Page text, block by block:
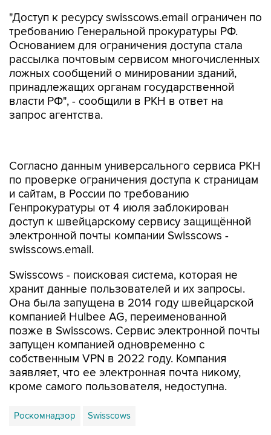
"Доступ к ресурсу swisscows.email ограничен по
требованию Генеральной прокуратуры РФ.
Основанием для ограничения доступа стала
рассылка почтовым сервисом многочисленных
ложных сообщений о минировании зданий,
принадлежащих органам государственной
власти РФ", - сообщили в РКН в ответ на
запрос агентства.
и сайтам, в России по требованию
Генпрокуратуры от 4 июля заблокирован
доступ к швейцарскому сервису защищённой
электронной почты компании Swisscows -
swisscows.email.
Swisscows - поисковая система, которая не
Она была запущена в 2014 году швейцарской
компанией Hulbee AG, переименованной
позже в Swisscows. Сервис электронной почты
запущен компанией одновременно с
собственным VPN в 2022 году. Компания
заявляет, что ее электронная почта никому,
кроме самого пользователя, недоступна.
Роскомнадзор Swisscows